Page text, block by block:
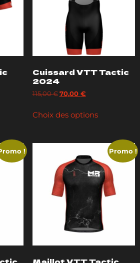
Cuissard VTT Tactic
2024
115,00€ 70,00 €
Choix des options
! Promo !